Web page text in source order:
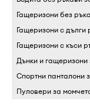
Гащеризони без
Гащеризони c дълги
Гащеризони c къси
Дънки и гащеризони
Спортни панталони
Пуловери за